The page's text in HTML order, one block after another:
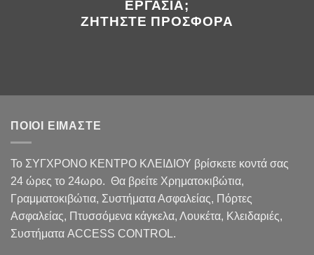
ΕΡΓΑΣΊΑ;
ΖΗΤΗΣΤΕ ΠΡΟΣΦΟΡΑ
ΠΟΙΟΙ ΕΙΜΑΣΤΕ
Το ΣΥΓΧΡΟΝΟ ΚΕΝΤΡΟ ΚΛΕΙΔΙΟΥ βρίσκετε κοντά σας
24 ώρες το 24ωρο. Θα βρείτε Χρηματοκιβώτια,
Γραμματοκιβώτια, Συστήματα Ασφαλείας, Πόρτες
Ασφαλείας, Πτυσσόμενα κάγκελα, Λουκέτα, Κλειδαριές,
Συστήματα ACCESS CONTROL.